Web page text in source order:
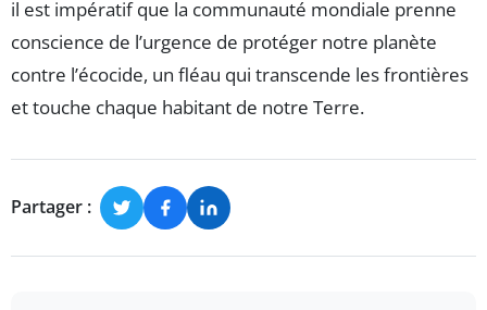
il est impératif que la communauté mondiale prenne
conscience de l’urgence de protéger notre planète
contre l’écocide, un fléau qui transcende les frontières
et touche chaque habitant de notre Terre.
Partager :